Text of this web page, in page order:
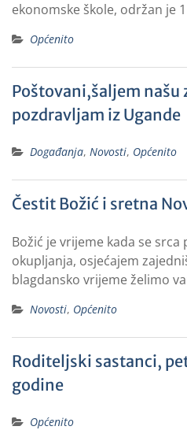
ekonomske škole, održan je
Općenito
Poštovani,šaljem našu
pozdravljam iz Ugande
Događanja, Novosti, Općenito
Čestit Božić i sretna
Božić je vrijeme kada se
okupljanja, osjećajem
blagdansko vrijeme želimo
Novosti, Općenito
Roditeljski sastanci,
godine
Općenito